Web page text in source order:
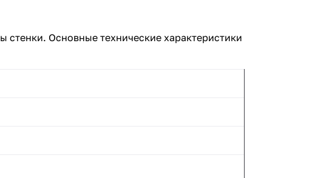
Основные технические характеристики